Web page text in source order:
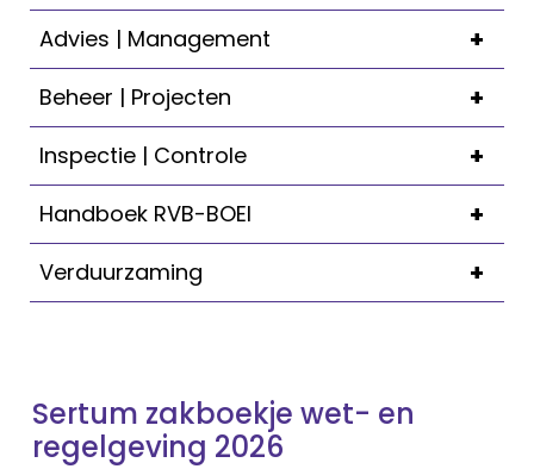
+
Advies | Management
+
Beheer | Projecten
+
Inspectie | Controle
+
Handboek RVB-BOEI
+
Verduurzaming
Sertum zakboekje wet- en
regelgeving 2026